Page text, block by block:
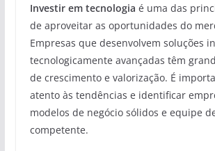
Investir em tecnologia é uma das
de aproveitar as oportunidades do
Empresas que desenvolvem soluções
tecnologicamente avançadas têm
de crescimento e valorização. É
atento às tendências e identificar
modelos de negócio sólidos e equipe
competente.